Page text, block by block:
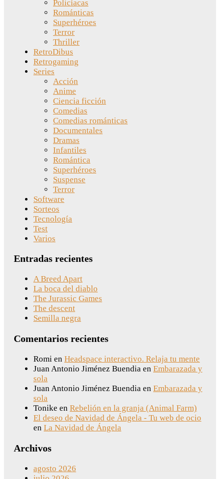
Policíacas
Románticas
Superhéroes
Terror
Thriller
RetroDibus
Retrogaming
Series
Acción
Anime
Ciencia ficción
Comedias
Comedias románticas
Documentales
Dramas
Infantiles
Romántica
Superhéroes
Suspense
Terror
Software
Sorteos
Tecnología
Test
Varios
Entradas recientes
A Breed Apart
La boca del diablo
The Jurassic Games
The descent
Semilla negra
Comentarios recientes
Romi en Headspace interactivo. Relaja tu mente
Juan Antonio Jiménez Buendia en Embarazada y
sola
Juan Antonio Jiménez Buendia en Embarazada y
sola
Tonike en Rebelión en la granja (Animal Farm)
El deseo de Navidad de Ángela - Tu web de ocio
en La Navidad de Ángela
Archivos
agosto 2026